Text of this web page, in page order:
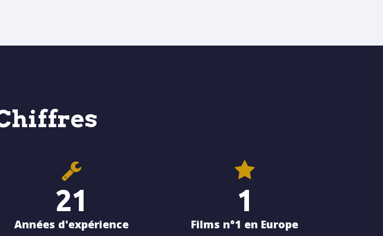
21
Années d'expérience
1
Films n°1 en Europe